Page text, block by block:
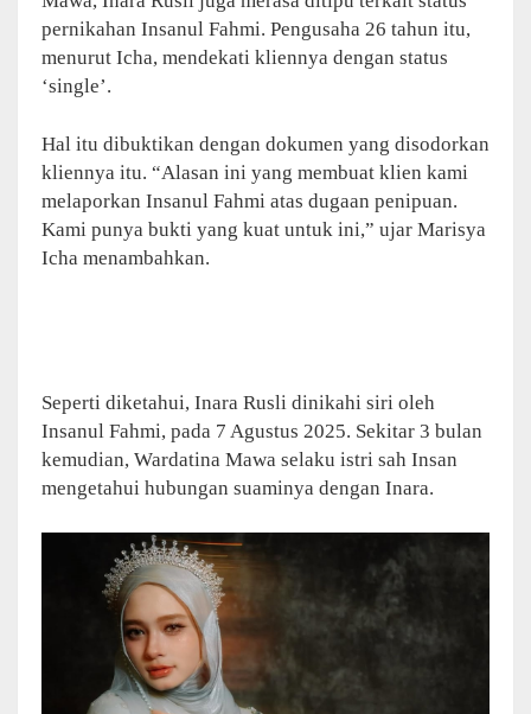
pernikahan Insanul Fahmi. Pengusaha 26 tahun itu,
menurut Icha, mendekati kliennya dengan status
‘single’.
Hal itu dibuktikan dengan dokumen yang disodorkan
kliennya itu. “Alasan ini yang membuat klien kami
melaporkan Insanul Fahmi atas dugaan penipuan.
Kami punya bukti yang kuat untuk ini,” ujar Marisya
Icha menambahkan.
Seperti diketahui, Inara Rusli dinikahi siri oleh
Insanul Fahmi, pada 7 Agustus 2025. Sekitar 3 bulan
kemudian, Wardatina Mawa selaku istri sah Insan
mengetahui hubungan suaminya dengan Inara.